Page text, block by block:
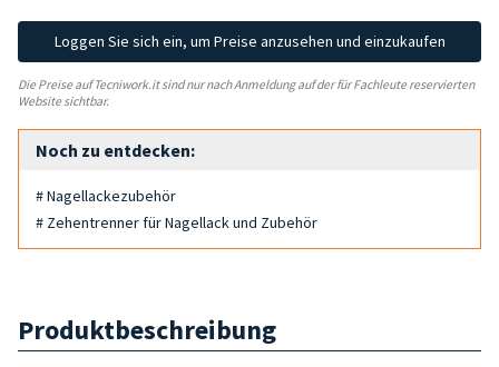
Loggen Sie sich ein, um Preise anzusehen und einzukaufen
Die Preise auf Tecniwork.it sind nur nach Anmeldung auf der für Fachleute reservierten
Website sichtbar.
Noch zu entdecken:
# Nagellackezubehör
# Zehentrenner für Nagellack und Zubehör
Produktbeschreibung